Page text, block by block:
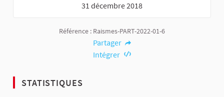
31 décembre 2018
Référence : Raismes-PART-2022-01-6
Partager
Intégrer
STATISTIQUES